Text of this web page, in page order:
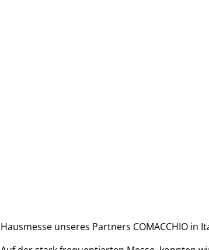
Hausmesse unseres Partners COMACCHIO in